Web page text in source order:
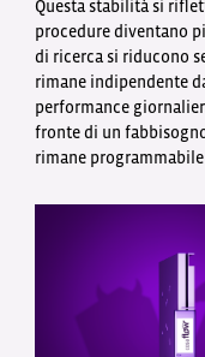
Questa stabilità si
procedure diventano
di ricerca si riducono
rimane indipendente
performance
fronte di un
rimane